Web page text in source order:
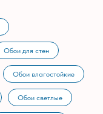
Обои для стен
Обои влагостойкие
Обои светлые